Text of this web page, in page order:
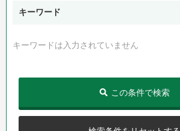
キーワード
キーワードは入力されていません
この条件で検索